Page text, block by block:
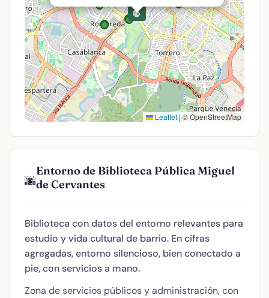
📚
Leaflet | © OpenStreetMap
🌆
Entorno de Biblioteca Pública Miguel
de Cervantes
Biblioteca con datos del entorno relevantes para
estudio y vida cultural de barrio. En cifras
agregadas, entorno silencioso, bien conectado a
pie, con servicios a mano.
Zona de servicios públicos y administración, con